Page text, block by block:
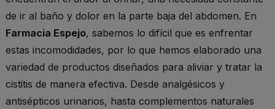
de ir al baño y dolor en la parte baja del abdomen. En
Farmacia Espejo, sabemos lo difícil que es enfrentar
estas incomodidades, por lo que hemos elaborado una
variedad de productos diseñados para aliviar y tratar la
cistitis de manera efectiva. Desde analgésicos y
antisépticos urinarios, hasta complementos naturales